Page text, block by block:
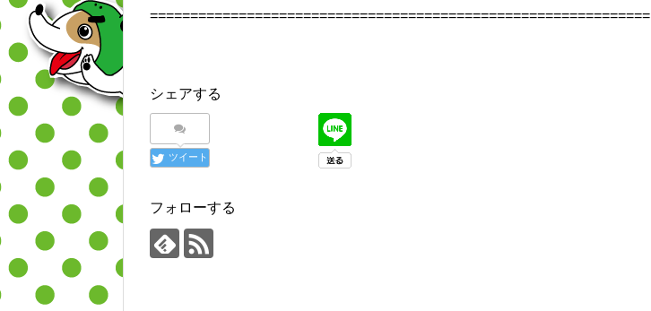
==============================================================
シェアする
ツイート
フォローする